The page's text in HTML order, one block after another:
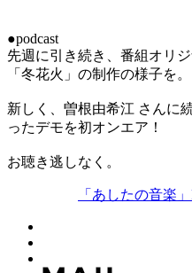
●podcast
先週に引き続き、番組オリ
「冬花火」の制作の様子を。
新しく、曽根由希江 さんに
ったデモを初オンエア！
お聴き逃しなく。
「あしたの音楽